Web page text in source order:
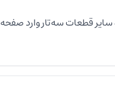
قطعاتسه‌تاروارد صفحه